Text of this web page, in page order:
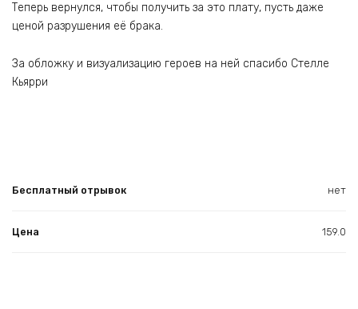
Теперь вернулся, чтобы получить за это плату, пусть даже
ценой разрушения её брака.
За обложку и визуализацию героев на ней спасибо Стелле
Кьярри
Бесплатный отрывок нет
Цена 159.0